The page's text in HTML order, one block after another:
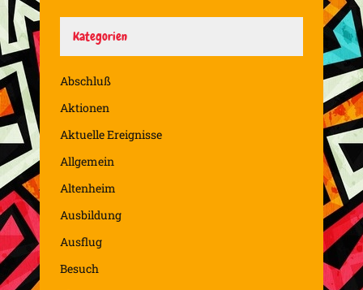
Kategorien
Abschluß
Aktionen
Aktuelle Ereignisse
Allgemein
Altenheim
Ausbildung
Ausflug
Besuch